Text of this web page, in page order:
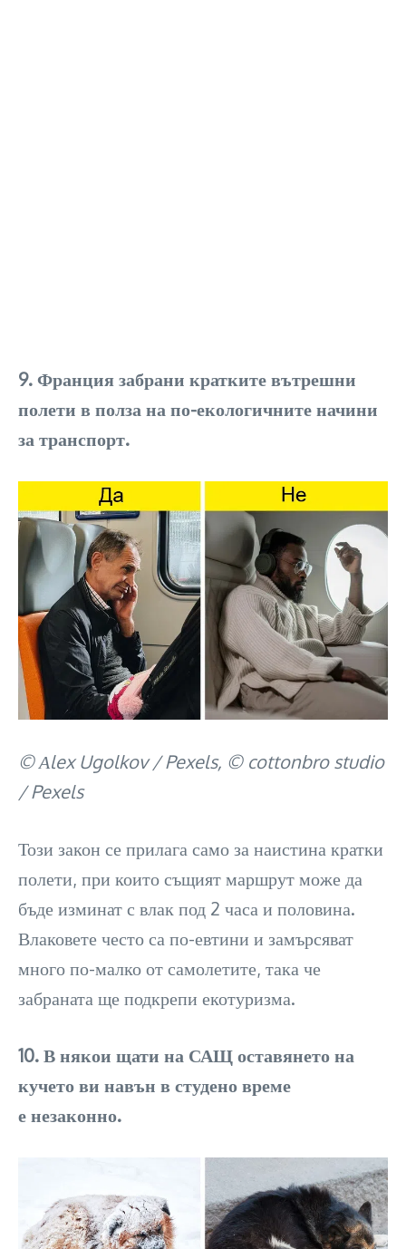
9. Франция забрани кратките вътрешни
полети в полза на по-екологичните начини
за транспорт.
© Аlex Ugolkov / Pexels, © cottonbro studio
/ Pexels
Този закон се прилага само за наистина кратки
полети, при които същият маршрут може да
бъде изминат с влак под 2 часа и половина.
Влаковете често са по-евтини и замърсяват
много по-малко от самолетите, така че
забраната ще подкрепи екотуризма.
10. В някои щати на САЩ оставянето на
кучето ви навън в студено време
е незаконно.